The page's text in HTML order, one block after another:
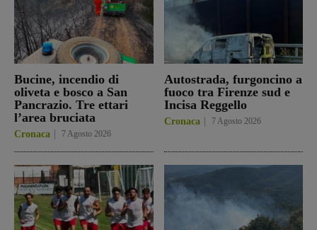
Bucine, incendio di
oliveta e bosco a San
Pancrazio. Tre ettari
l’area bruciata
Cronaca 7 Agosto 2026
Autostrada, furgoncino a
fuoco tra Firenze sud e
Incisa Reggello
Cronaca 7 Agosto 2026